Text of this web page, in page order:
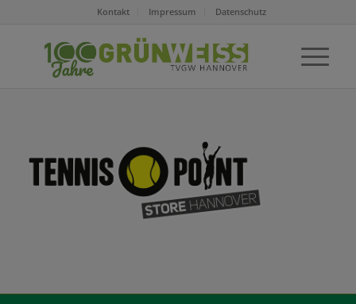
Kontakt Impressum Datenschutz